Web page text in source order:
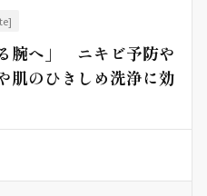
腕へ」 ニキビ予防や
肌のひきしめ洗浄に効